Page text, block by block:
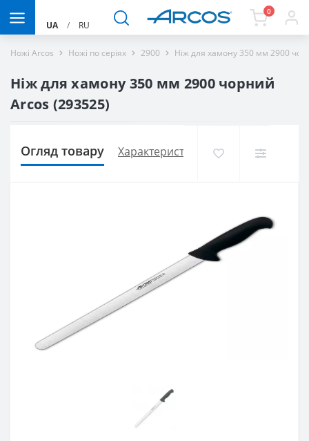
UA / RU
0
Ножі Arcos Ножі по серіях 2900 Ніж для хамону 350 мм 2900
Ніж для хамону 350 мм 2900 чорний
Arcos (293525)
Огляд товару Характеристики Доставка і